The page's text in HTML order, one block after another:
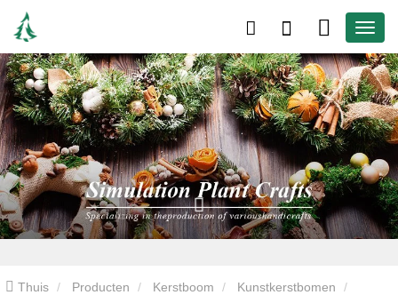
Thuis Producten Kerstboom Kunstkerstbomen